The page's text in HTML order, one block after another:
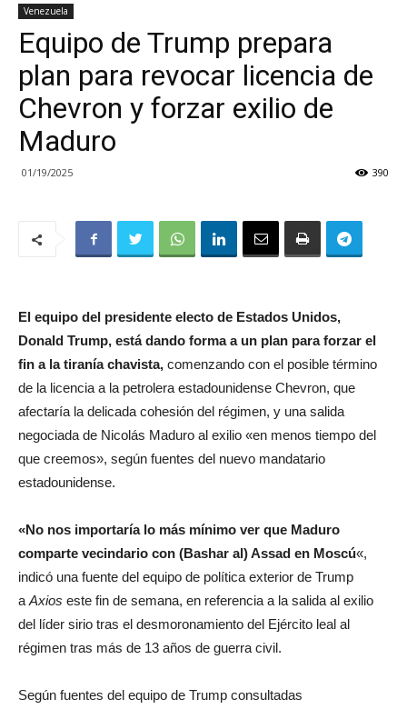
Venezuela
Equipo de Trump prepara
plan para revocar licencia de
Chevron y forzar exilio de
Maduro
01/19/2025 390
El equipo del presidente electo de Estados Unidos,
Donald Trump, está dando forma a un plan para forzar el
fin a la tiranía chavista, comenzando con el posible término
de la licencia a la petrolera estadounidense Chevron, que
afectaría la delicada cohesión del régimen, y una salida
negociada de Nicolás Maduro al exilio «en menos tiempo del
que creemos», según fuentes del nuevo mandatario
estadounidense.
«No nos importaría lo más mínimo ver que Maduro
comparte vecindario con (Bashar al) Assad en Moscú«,
indicó una fuente del equipo de política exterior de Trump
a Axios este fin de semana, en referencia a la salida al exilio
del líder sirio tras el desmoronamiento del Ejército leal al
régimen tras más de 13 años de guerra civil.
Según fuentes del equipo de Trump consultadas